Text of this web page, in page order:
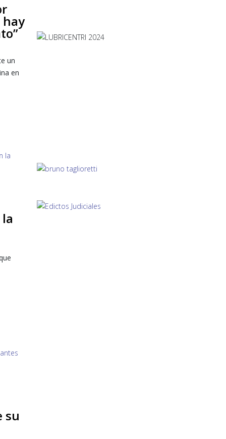
un
en
su